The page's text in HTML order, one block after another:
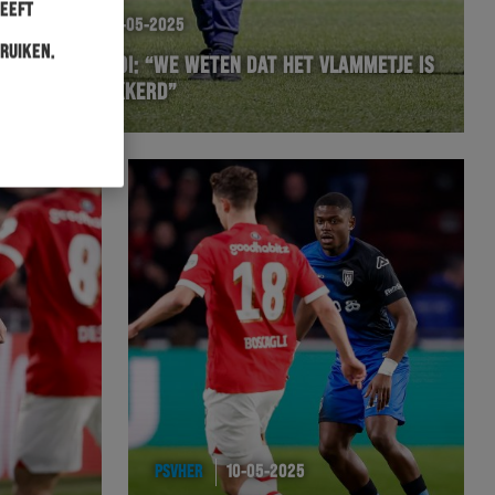
13-05-2025
VAN DE LOOI: “WE WETEN DAT HET VLAMMETJE IS
AANGEWAKKERD”
PSVHER 10-05-2025